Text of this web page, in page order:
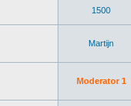
1500
Martijn
Moderator 1